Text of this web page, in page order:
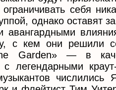
себя
однако оставят
авангардными
с кем они решили
Garden» — в
с легендарными